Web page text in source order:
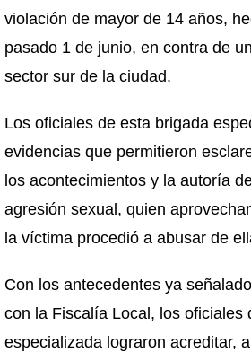
violación de mayor de 14 años,
pasado 1 de junio, en contra de
sector sur de la ciudad.
Los oficiales de esta brigada
evidencias que permitieron
los acontecimientos y la autoría
agresión sexual, quien
la víctima procedió a abusar de
Con los antecedentes ya
con la Fiscalía Local, los oficiales
especializada lograron acreditar,